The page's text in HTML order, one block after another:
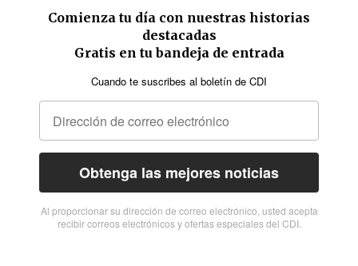
Comienza tu día con nuestras historias
destacadas
Gratis en tu bandeja de entrada
Cuando te suscribes al boletín de CDI
Obtenga las mejores noticias
Al proporcionar su dirección de correo electrónico, usted acepta
recibir correos electrónicos y ofertas especiales del CDI.